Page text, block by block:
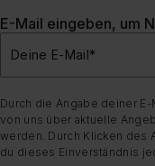
E-Mail eingeben, um
Deine E-Mail*
Durch die Angabe deiner
von uns über aktuelle
werden. Durch Klicken des
du dieses Einverständnis